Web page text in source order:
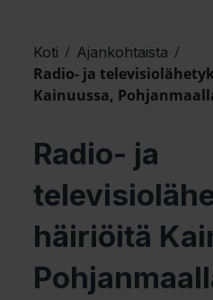
Koti / Ajankohtaista /
Radio- ja
Kainuussa,
Radio- ja
häiriöitä